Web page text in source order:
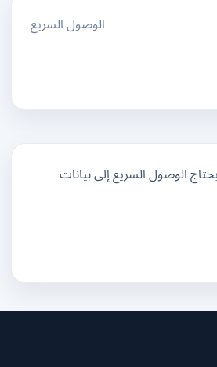
الوصول السريع
السريع إلى بيانات